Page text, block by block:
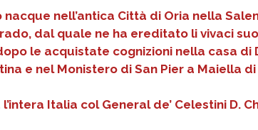
nell’antica Città di Oria nella
dal quale ne ha ereditato li vivaci
le acquistate cognizioni nella casa
e nel Monistero di San Pier a Maiella
Italia col General de’ Celestini D.